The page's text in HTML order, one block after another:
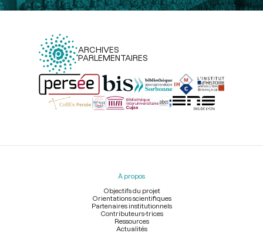
ARCHIVES
PARLEMENTAIRES
Menu
À propos
Objectifs du projet
Orientations scientifiques
Partenaires institutionnels
Contributeurs-trices
Ressources
Actualités